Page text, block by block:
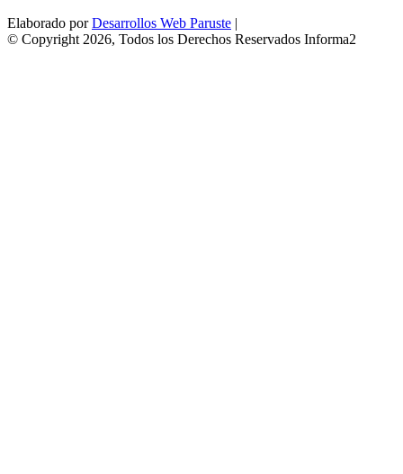
Elaborado porDesarrollos Web Paruste |
© Copyright 2026, Todos los Derechos Reservados Informa2